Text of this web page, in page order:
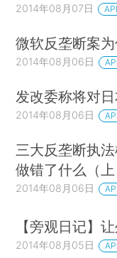
2014年08月07日
微软反垄断案
2014年08月06日
发改委称将对
2014年08月06日
三大反垄断执
做错了什么（上
2014年08月06日
【旁观日记】
2014年08月05日